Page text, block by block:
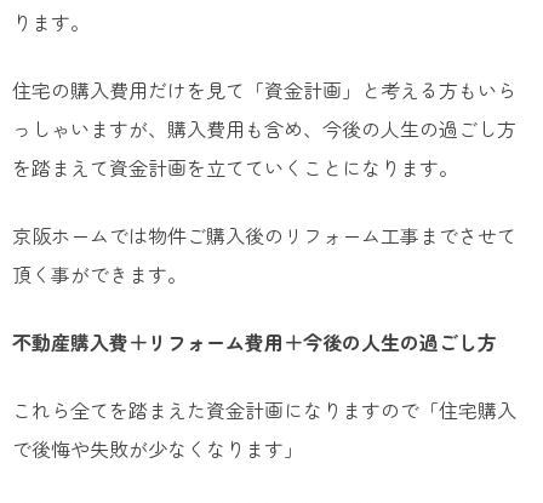
ります。
住宅の購入費用だけを見て「資金計画」と考える方もいら
っしゃいますが、購入費用も含め、今後の人生の過ごし方
を踏まえて資金計画を立てていくことになります。
京阪ホームでは物件ご購入後のリフォーム工事までさせて
頂く事ができます。
不動産購入費＋リフォーム費用＋今後の人生の過ごし方
これら全てを踏まえた資金計画になりますので「住宅購入
で後悔や失敗が少なくなります」